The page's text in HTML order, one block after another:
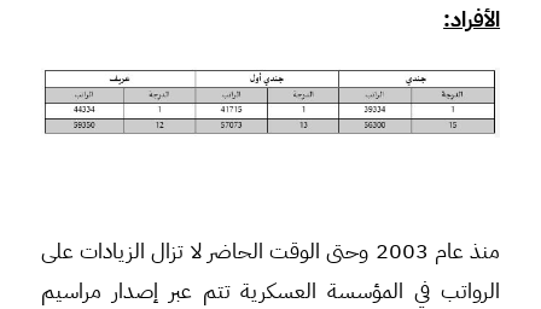
الأفراد:
منذ عام 2003 وحتى الوقت الحاضر لا تزال الزيادات على
الرواتب في المؤسسة العسكرية تتم عبر إصدار مراسيم